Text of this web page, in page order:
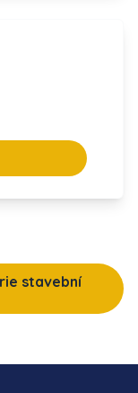
stavební